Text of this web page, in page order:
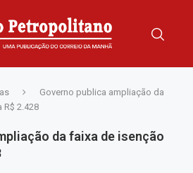
Governo publica ampliação da
R$ 2.428
da faixa de isenção